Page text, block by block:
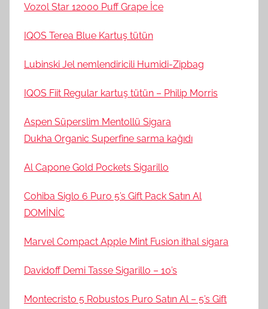
Vozol Star 12000 Puff Grape İce
IQOS Terea Blue Kartuş tütün
Lubinski Jel nemlendiricili Humidi-Zipbag
IQOS Fiit Regular kartuş tütün – Philip Morris
Aspen Süperslim Mentollü Sigara
Dukha Organic Superfine sarma kağıdı
Al Capone Gold Pockets Sigarillo
Cohiba Siglo 6 Puro 5’s Gift Pack Satın Al
DOMİNİC
Marvel Compact Apple Mint Fusion ithal sigara
Davidoff Demi Tasse Sigarillo – 10’s
Montecristo 5 Robustos Puro Satın Al – 5’s Gift